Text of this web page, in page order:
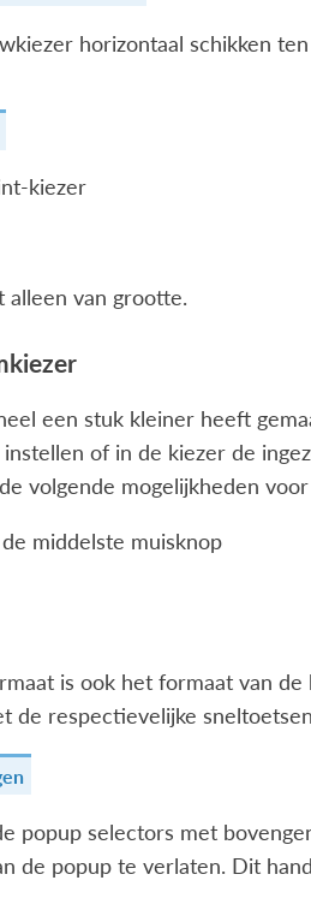
horizontaal schikken
kiezer
alleen van grootte.
een stuk kleiner heeft
of in de kiezer de
volgende mogelijkheden
middelste muisknop
is ook het formaat van
de respectievelijke sneltoetsen
popup selectors met
de popup te verlaten. Dit